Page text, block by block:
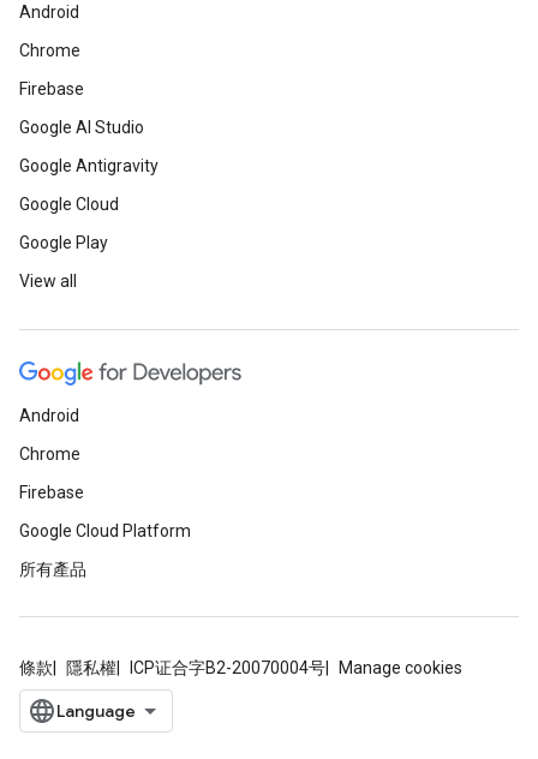
Android
Chrome
Firebase
Google AI Studio
Google Antigravity
Google Cloud
Google Play
View all
Android
Chrome
Firebase
Google Cloud Platform
所有產品
條款 隱私權 ICP证合字B2-20070004号 Manage cookies